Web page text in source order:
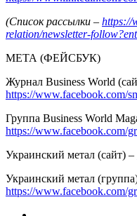
(Список рассылки – https://
relation/newsletter-
МЕТА (ФЕЙСБУК)
Журнал Business World
https://www.facebook.com/
Группа Business World
https://www.facebook.com/
Украинский метал (сайт) –
Украинский метал
https://www.facebook.com/